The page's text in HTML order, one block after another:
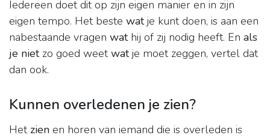
Iedereen doet dit op zijn eigen manier en in zijn
eigen tempo. Het beste watje kunt doen, is aan een
nabestaande vragen wathij of zij nodig heeft. En als
je nietzo goed weetwatje moet zeggen, vertel dat
dan ook.
Kunnen overledenen je zien?
Het zien en horen van iemand die is overleden is